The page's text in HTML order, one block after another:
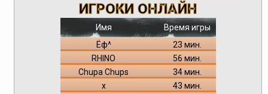
ИГРОКИ ОНЛАЙН
Имя
Время игры
Ёф^
23 мин.
RHINO
56 мин.
Chupa Chups
34 мин.
x
43 мин.